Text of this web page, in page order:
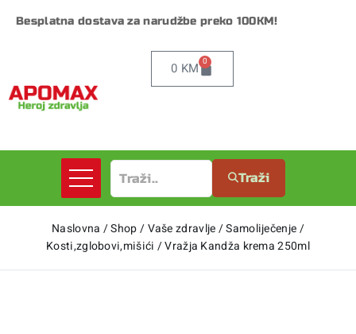
Besplatna dostava za narudžbe preko 100KM!
0 KM 0
Traži
Naslovna /Shop/Vaše zdravlje/Samoliječenje/
Kosti,zglobovi,mišići /Vražja Kandža krema 250ml